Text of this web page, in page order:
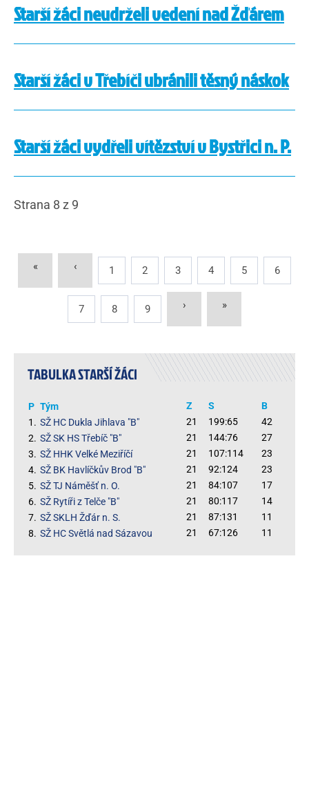
Starší žáci neudrželi vedení nad Žďárem
Starší žáci v Třebíči ubránili těsný náskok
Starší žáci vydřeli vítězství v Bystřici n. P.
Strana 8 z 9
« ‹ 1 2 3 4 5 6
7 8 9 › »
TABULKA STARŠÍ ŽÁCI
P Tým Z S
B
1. SŽ HC Dukla Jihlava "B" 21 199:65
42
2. SŽ SK HS Třebíč "B" 21 144:76
27
3. SŽ HHK Velké Meziříčí 21 107:114
23
4. SŽ BK Havlíčkův Brod "B" 21 92:124
23
5. SŽ TJ Náměšť n. O. 21 84:107
17
6. SŽ Rytíři z Telče "B" 21 80:117
14
7. SŽ SKLH Žďár n. S. 21 87:131
11
8. SŽ HC Světlá nad Sázavou 21 67:126 11